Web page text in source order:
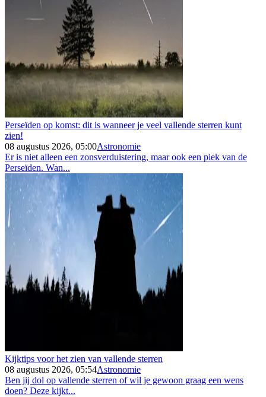
Perseïden op komst: dit is wanneer je veel vallende sterren kunt
zien!
08 augustus 2026, 05:00Astronomie
Er is niet alleen een zonsverduistering, maar ook een piek van de
Perseïden. Wan...
Kijktips voor het zien van vallende sterren
08 augustus 2026, 05:54Astronomie
Ben jij dol op vallende sterren of wil je gewoon graag een wens
doen? Deze kijkt...